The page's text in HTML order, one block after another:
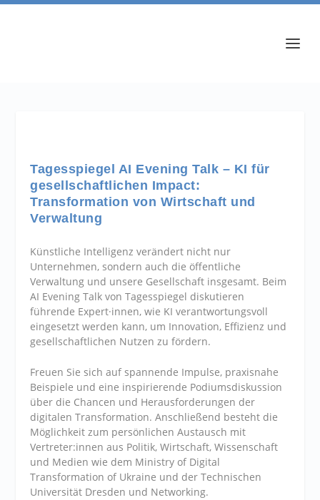
Tagesspiegel AI Evening Talk – KI für
gesellschaftlichen Impact:
Transformation von Wirtschaft und
Verwaltung
Künstliche Intelligenz verändert nicht nur
Unternehmen, sondern auch die öffentliche
Verwaltung und unsere Gesellschaft insgesamt. Beim
AI Evening Talk von Tagesspiegel diskutieren
führende Expert·innen, wie KI verantwortungsvoll
eingesetzt werden kann, um Innovation, Effizienz und
gesellschaftlichen Nutzen zu fördern.
Freuen Sie sich auf spannende Impulse, praxisnahe
Beispiele und eine inspirierende Podiumsdiskussion
über die Chancen und Herausforderungen der
digitalen Transformation. Anschließend besteht die
Möglichkeit zum persönlichen Austausch mit
Vertreter:innen aus Politik, Wirtschaft, Wissenschaft
und Medien wie dem Ministry of Digital
Transformation of Ukraine und der Technischen
Universität Dresden und Networking.